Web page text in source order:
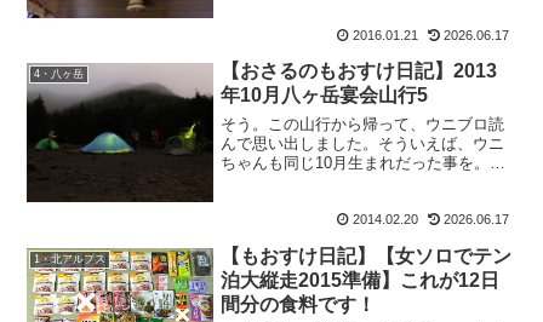
2016.01.21 2026.06.17
4・八ヶ岳
【おさるのもおすけ日記】2013
年10月八ヶ岳宴会山行5
そう。この山行から帰って、ウニブロ読
んで思い出しました。そういえば、ウニ
ちゃんも同じ10月生まれだった事を。そ
はまたしてもこうちゃんだけだったと
2014.02.20 2026.06.17
1・北アルプス
【もおすけ日記】【女ソロでテン
泊大縦走2015準備】これが12日
間分の食料です！